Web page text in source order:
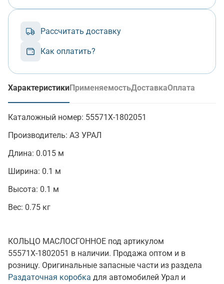
Рассчитать доставку
Как оплатить?
Характеристики
(активная вкладка)
ПрименяемостьДоставкаОплата
Каталожный номер: 55571Х-1802051
Производитель: АЗ УРАЛ
Длина: 0.015 м
Ширина: 0.1 м
Высота: 0.1 м
Вес: 0.75 кг
КОЛЬЦО МАСЛОСГОННОЕ под артикулом
55571Х-1802051 в наличии. Продажа оптом и в
розницу. Оригинальные запасные части из раздела
Раздаточная коробка для автомобилей Урал и